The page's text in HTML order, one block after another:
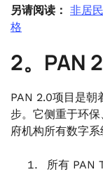
另请阅读： 非居
格
2。PAN
PAN 2.0项目是朝
步。它侧重于环
府机构所有数字
所有 PAN